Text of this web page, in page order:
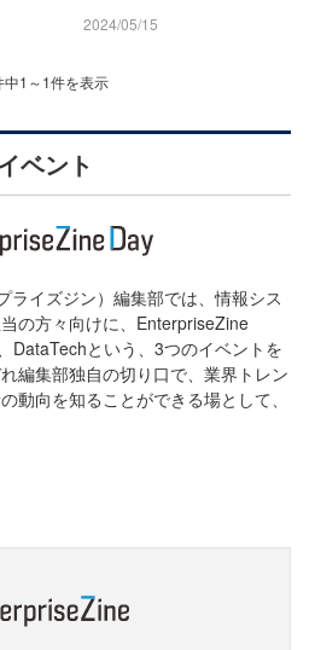
2024/05/15
中1～1件を表示
ベント
ライズジン）編集部では、情報シス
の方々向けに、EnterpriseZine
DataTechという、3つのイベントを
編集部独自の切り口で、業界トレン
動向を知ることができる場として、